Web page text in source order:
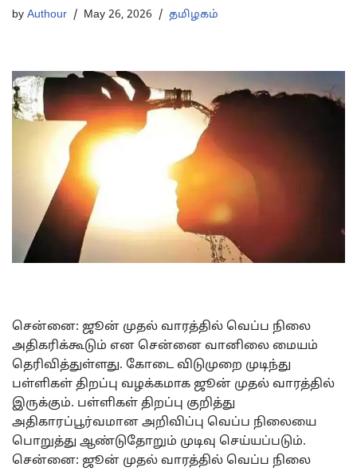
by Authour May 26, 2026 தமிழகம்
சென்னை: ஜூன் முதல் வாரத்தில் வெப்ப நிலை
அதிகரிக்கூடும் என சென்னை வானிலை மையம்
தெரிவித்துள்ளது. கோடை விடுமுறை முடிந்து
பள்ளிகள் திறப்பு வழக்கமாக ஜூன் முதல் வாரத்தில்
இருக்கும். பள்ளிகள் திறப்பு குறித்து
அதிகாரப்பூர்வமான அறிவிப்பு வெப்ப நிலையை
பொறுத்து ஆண்டுதோறும் முடிவு செய்யப்படும்.
சென்னை: ஜூன் முதல் வாரத்தில் வெப்ப நிலை